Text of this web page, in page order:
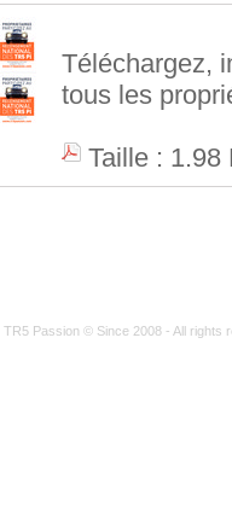
Téléchargez,
tous les
Taille : 1.98
TR5 Passion © Since 2008 - All rights